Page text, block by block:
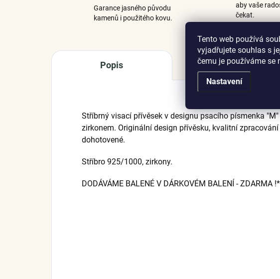
Tento web používá
vyjadřujete souhlas s
čemu je používáme se
Nastavení
Garance jasného původu
kamenů i použitého kovu.
aby vaše
čekat.
Popis Podobné (12)
Stříbrný visací přívěsek v designu psacího písmenka
zirkonem. Originální design přívěsku, kvalitní
dohotovené.
Stříbro 925/1000, zirkony.
DODÁVÁME BALENÉ V DÁRKOVÉM BALENÍ - ZDARMA !*